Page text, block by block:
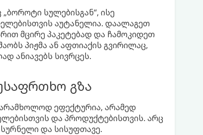
სულებისგან“, ისე
აუტანელია. დაალაგეთ
მცირე პაკეტებად და ჩამოკიდეთ
პიჟმა ან აფთიაქის გვირილაც,
ანიავებს სივრცეს.
გზა
არამხოლოდ ეფექტურია, არამედ
და პროდუქტებისთვის. არც
და სისუფთავე.